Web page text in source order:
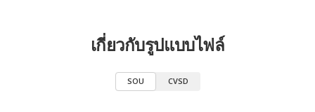
เกี่ยวกับรูปแบบไฟล์
SOU CVSD